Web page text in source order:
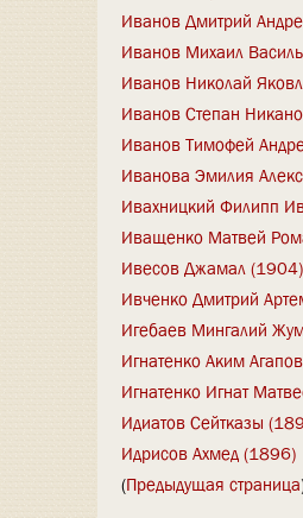
Иванов Дмитрий
Иванов Михаил
Иванов Николай
Иванов Степан
Иванов Тимофей
Иванова Эмилия
Ивахницкий Филипп
Иващенко Матвей
Ивесов Джамал (1904)
Ивченко Дмитрий
Игебаев Мингалий
Игнатенко Аким
Игнатенко Игнат
Идиатов Сейтказы
Идрисов Ахмед (1896)
(Предыдущая страница